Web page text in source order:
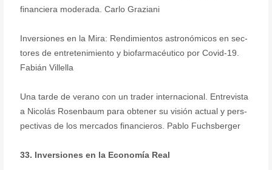
financiera moderada. Carlo Graziani
Inversiones en la Mira: Rendimientos astronómicos en sec-
tores de entretenimiento y biofarmacéutico por Covid-19.
Fabián Villella
Una tarde de verano con un trader internacional. Entrevista
a Nicolás Rosenbaum para obtener su visión actual y pers-
pectivas de los mercados financieros. Pablo Fuchsberger
33. Inversiones en la Economía Real